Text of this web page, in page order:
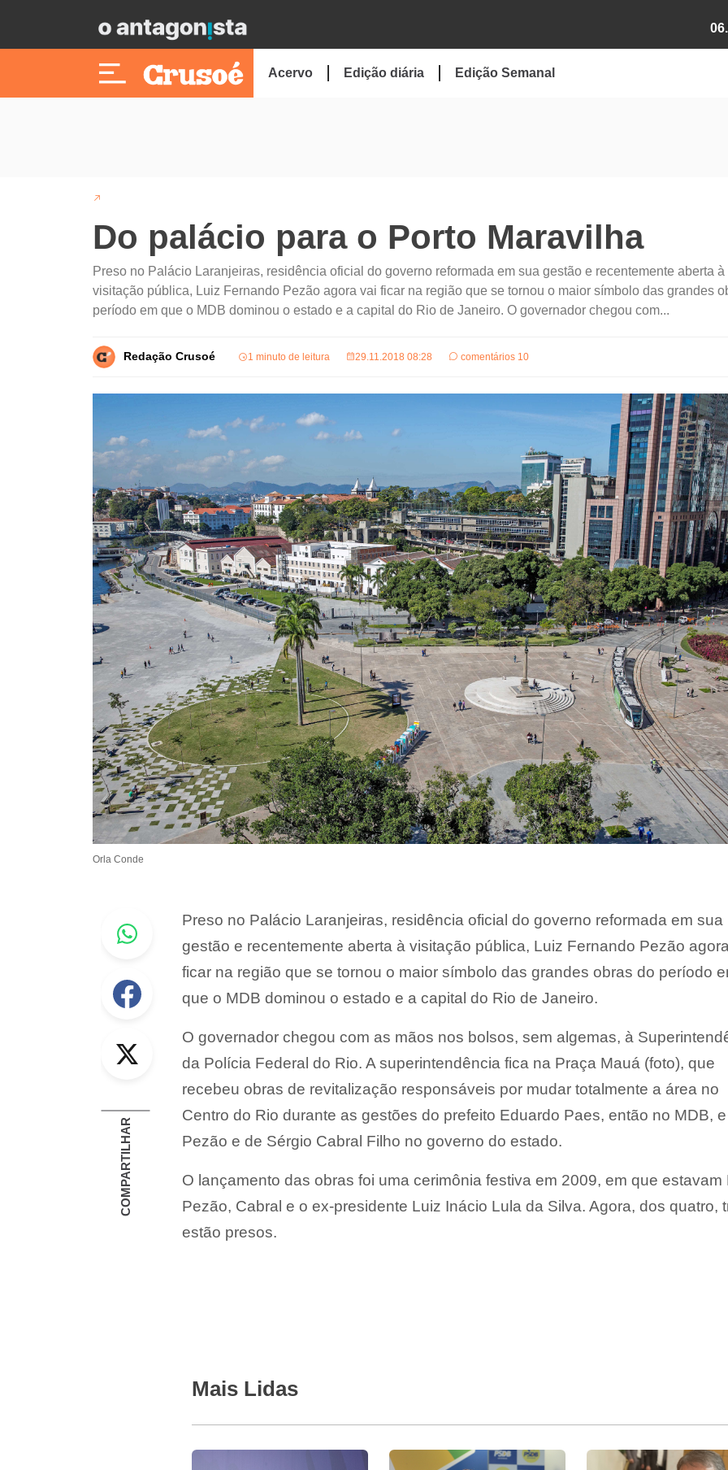
Acervo Edição diária Edição Semanal
Do palácio para o Porto Maravilha
Preso no Palácio Laranjeiras, residência oficial do governo reformada em sua gestão e recentemente aberta à
visitação pública, Luiz Fernando Pezão agora vai ficar na região que se tornou o maior símbolo das grandes
período em que o MDB dominou o estado e a capital do Rio de Janeiro. O governador chegou com...
Redação Crusoé 1 minuto de leitura 29.11.2018 08:28 comentários 10
Orla Conde
Whastapp
Facebook
Twitter
COMPARTILHAR
Preso no Palácio Laranjeiras, residência oficial do governo reformada em sua
gestão e recentemente aberta à visitação pública, Luiz Fernando Pezão
ficar na região que se tornou o maior símbolo das grandes obras do período
que o MDB dominou o estado e a capital do Rio de Janeiro.
O governador chegou com as mãos nos bolsos, sem algemas, à
da Polícia Federal do Rio. A superintendência fica na Praça Mauá (foto), que
recebeu obras de revitalização responsáveis por mudar totalmente a área no
Centro do Rio durante as gestões do prefeito Eduardo Paes, então no MDB,
Pezão e de Sérgio Cabral Filho no governo do estado.
O lançamento das obras foi uma cerimônia festiva em 2009, em que estavam
Pezão, Cabral e o ex-presidente Luiz Inácio Lula da Silva. Agora, dos quatro,
estão presos.
Mais Lidas